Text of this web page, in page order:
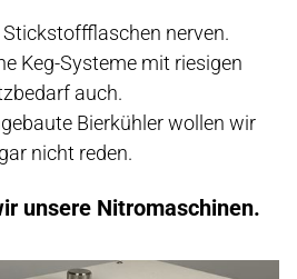
nerven.
Keg-Systeme mit riesigen
auch.
Bierkühler wollen wir
nicht reden.
unsere Nitromaschinen.